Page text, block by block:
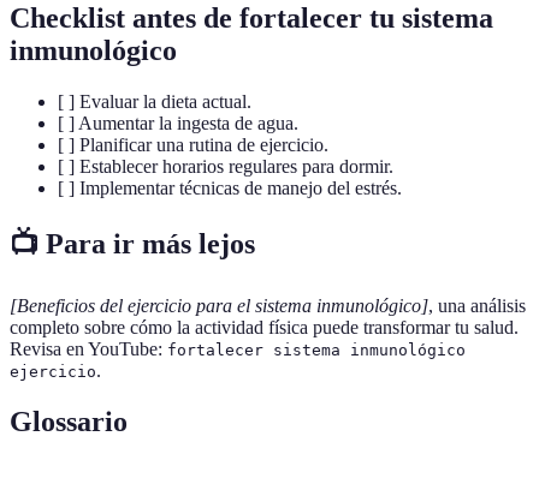
Checklist antes de fortalecer tu sistema
inmunológico
[ ] Evaluar la dieta actual.
[ ] Aumentar la ingesta de agua.
[ ] Planificar una rutina de ejercicio.
[ ] Establecer horarios regulares para dormir.
[ ] Implementar técnicas de manejo del estrés.
📺 Para ir más lejos
[Beneficios del ejercicio para el sistema inmunológico], una análisis
completo sobre cómo la actividad física puede transformar tu salud.
Revisa en YouTube: fortalecer sistema inmunológico
ejercicio.
Glossario